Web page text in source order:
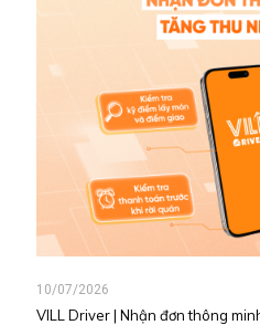
10/07/2026
VILL Driver | Nhận đơn thông